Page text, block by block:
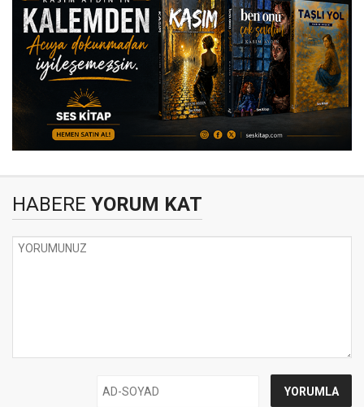
HABERE YORUM KAT